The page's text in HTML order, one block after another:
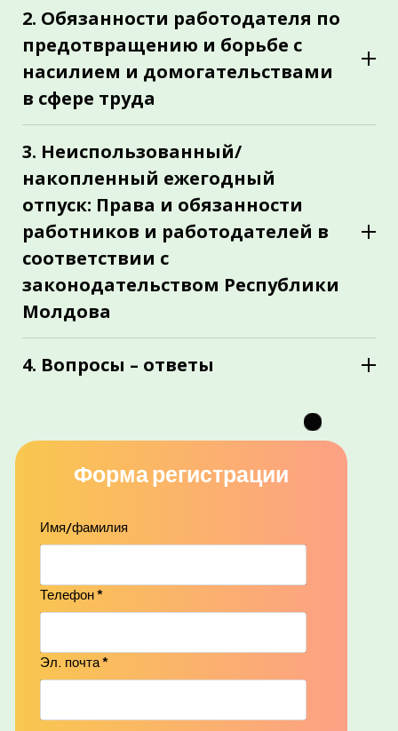
Форма регистрации
Имя/фамилия
Телефон *
Эл. почта *
договору
Защита труда несовершеннолетних: понятие
«лёгкий труд» Испытательный срок. Новые права
работников
Изменения в Законе об охране здоровья и
2. Обязанности работодателя по
предотвращению и борьбе с
насилием и домогательствами
в сфере труда
Положения Трудового кодекса об обязанностях
работодателя по обеспечению мер
домогательствами
Дополнительные обязанности для работодателей
с более чем 50 работниками с 01.01.2026
3. Неиспользованный/
накопленный ежегодный
отпуск: Права и обязанности
работников и работодателей в
соответствии с
законодательством Республики
Молдова
Право на оплачиваемый ежегодный отпуск
Обязанности работодателя
Права и ответственность работника
4. Вопросы – ответы